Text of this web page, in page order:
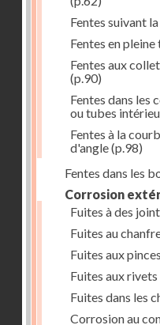
Fentes suivant
Fentes en pleine
Fentes aux
(p.90)
Fentes dans les
ou tubes
Fentes à la
d'angle(p.98)
Fentes dans les
Corrosion
Fuites à des
Fuites au
Fuites aux pinces
Fuites aux rivets
Fuites dans les
Corrosion au